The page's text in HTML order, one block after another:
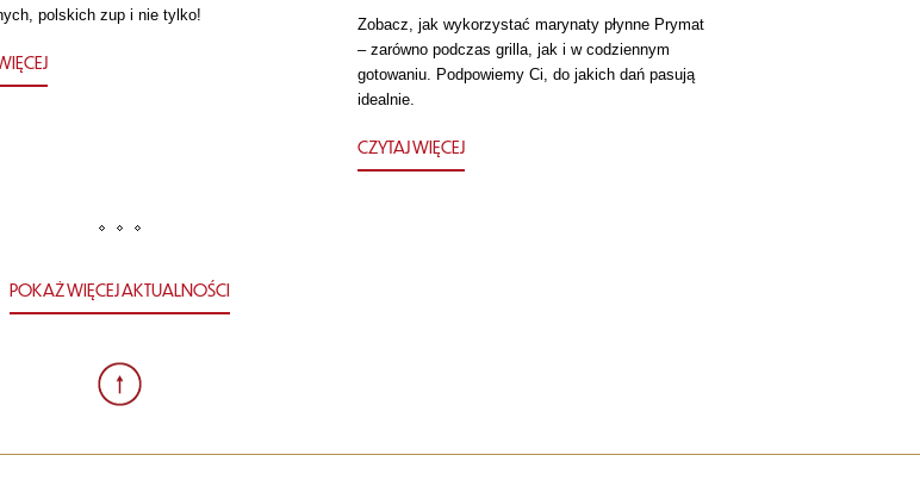
polskich zup i nie tylko!
Zobacz, jak wykorzystać marynaty płynne Prymat
– zarówno podczas grilla, jak i w codziennym
gotowaniu. Podpowiemy Ci, do jakich dań pasują
idealnie.
CZYTAJ WIĘCEJ
POKAŻ WIĘCEJ AKTUALNOŚCI